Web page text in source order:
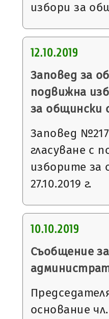
избори за
12.10.2019
Заповед за
подвижна
за общински
Заповед
гласуване с
изборите за
27.10.2019 г.
10.10.2019
Съобщение
основание